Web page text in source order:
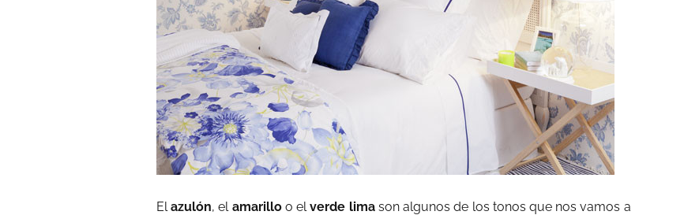
Elazulón, el amarillo o elverde limason algunos de los tonos que nos vamos a